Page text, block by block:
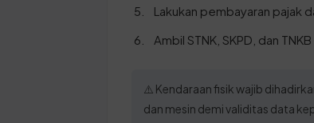
Lakukan pembayaran pajak
Ambil STNK, SKPD, dan
⚠️ Kendaraan fisik wajib
dan mesin demi validitas data